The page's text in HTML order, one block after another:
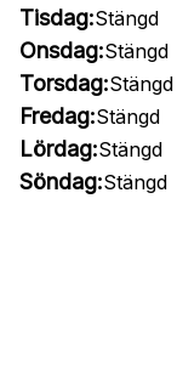
Tisdag:Stängd
Onsdag:Stängd
Torsdag:Stängd
Fredag:Stängd
Lördag:Stängd
Söndag:Stängd